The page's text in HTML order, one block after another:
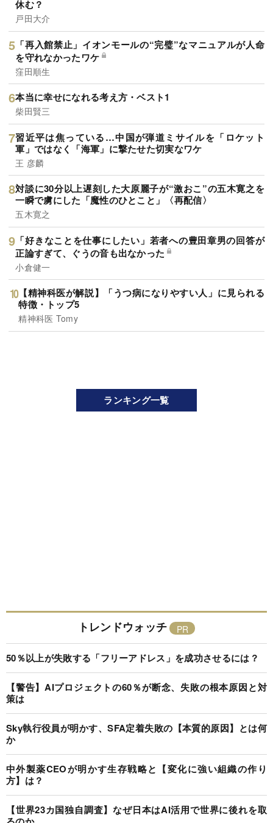
休む？
戸田大介
「再入館禁止」イオンモールの“完璧”なマニュアルが人命
を守れなかったワケ
窪田順生
本当に幸せになれる考え方・ベスト1
柴田賢三
習近平は焦っている…中国が弾道ミサイルを「ロケット
軍」ではなく「海軍」に撃たせた切実なワケ
王 彦麟
対談に30分以上遅刻した大原麗子が“激おこ”の五木寛之を
一瞬で虜にした「魔性のひとこと」〈再配信〉
五木寛之
「好きなことを仕事にしたい」若者への豊田章男の回答が
正論すぎて、ぐうの音も出なかった
小倉健一
【精神科医が解説】「うつ病になりやすい人」に見られる
特徴・トップ5
精神科医 Tomy
ランキング一覧
トレンドウォッチ
50％以上が失敗する「フリーアドレス」を成功させるには？
【警告】AIプロジェクトの60％が断念、失敗の根本原因と対
策は
Sky執行役員が明かす、SFA定着失敗の【本質的原因】とは何
か
中外製薬CEOが明かす生存戦略と【変化に強い組織の作り
方】は？
【世界23カ国独自調査】なぜ日本はAI活用で世界に後れを取